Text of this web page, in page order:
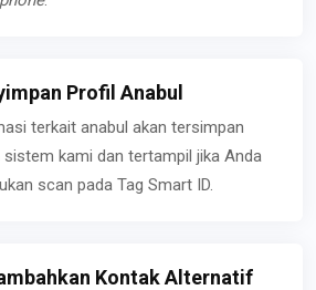
Profil Anabul
terkait anabul akan tersimpan
sistem kami dan tertampil jika Anda
scan pada Tag Smart ID.
Kontak Alternatif